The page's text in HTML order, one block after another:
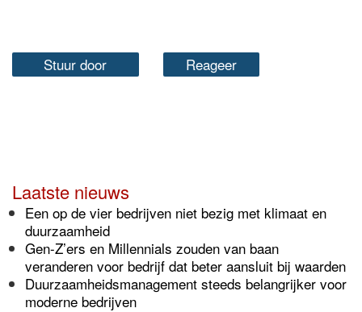
Stuur door Reageer
Laatste nieuws
Een op de vier bedrijven niet bezig met klimaat en
duurzaamheid
Gen-Z’ers en Millennials zouden van baan
veranderen voor bedrijf dat beter aansluit bij waarden
Duurzaamheidsmanagement steeds belangrijker voor
moderne bedrijven